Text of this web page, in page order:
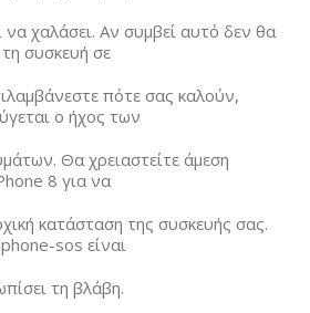
χαλάσει. Αν συμβεί αυτό δεν θα
συσκευή σε
πότε σας καλούν,
ο ήχος των
Θα χρειαστείτε άμεση
8 για να
κατάσταση της συσκευής σας.
sos είναι
τη βλάβη.